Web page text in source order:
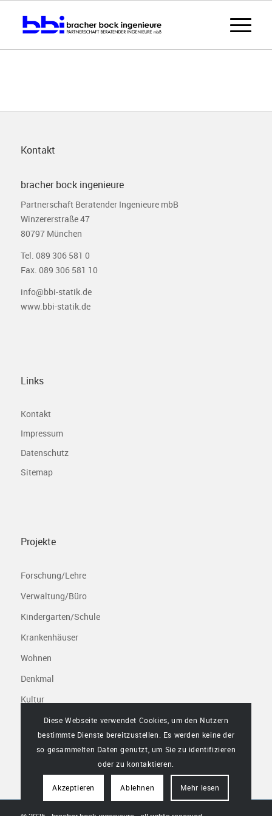
Kontakt
bracher bock ingenieure
Partnerschaft Beratender Ingenieure mbB
Winzererstraße 47
80797 München
Tel. 089 306 581 0
Fax. 089 306 581 10
info@bbi-statik.de
www.bbi-statik.de
Links
Kontakt
Impressum
Datenschutz
Sitemap
Projekte
Forschung/Lehre
Verwaltung/Büro
Kindergarten/Schule
Krankenhäuser
Wohnen
Denkmal
Kultur
Freizeit/Sport
Infrastruktur/Gewerbe
Diese Webseite verwendet Cookies, um den Nutzern
bestimmte Dienste bereitzustellen. Es werden keine der
so gesammelten Daten genutzt, um Sie zu identifizieren
oder zu kontaktieren.
Akzeptieren Ablehnen Mehr lesen